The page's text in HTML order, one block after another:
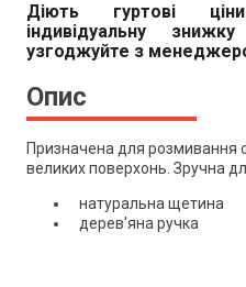
Діють гуртові
індивідуальну
узгоджуйте з
Опис
Призначена для розмивання
великих поверхонь. Зручна
натуральна щетина
дерев'яна ручка